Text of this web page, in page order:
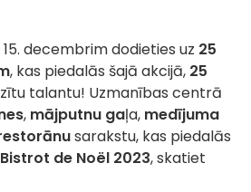
15. decembrim dodieties uz 25
, kas piedalās šajā akcijā, 25
talantu! Uzmanības centrā
, mājputnu gaļa, medījuma
sarakstu, kas piedalās
de Noël 2023, skatiet